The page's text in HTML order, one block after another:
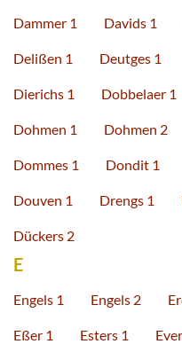
Dammer 1 Davids 1
Delißen 1 Deutges 1
Dierichs 1 Dobbelaer 1
Dohmen 1 Dohmen 2
Dommes 1 Dondit 1
Douven 1 Drengs 1
Dückers 2
E
Engels 1 Engels 2
Eßer 1 Esters 1